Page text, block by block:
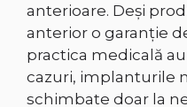
anterioare. Deși
anterior o garanție
practica medicală
cazuri, implanturile
schimbate doar la